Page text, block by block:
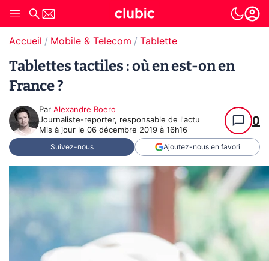
Accueil Mobile & Telecom Tablette
Tablettes tactiles : où en est-on en
France ?
Par Alexandre Boero
Journaliste-reporter, responsable de l'actu
Mis à jour le 06 décembre 2019 à 16h16
0
Suivez-nous Ajoutez-nous en favori